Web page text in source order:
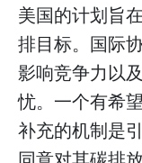
美国的计划旨
排目标。国际
影响竞争力以
忧。一个有希
补充的机制是